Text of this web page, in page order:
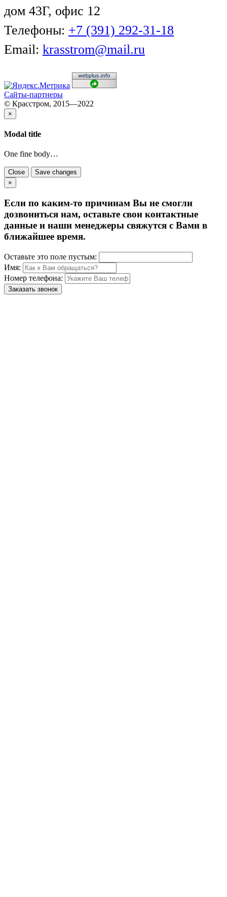
дом 43Г, офис 12
Телефоны: +7 (391) 292-31-18
Email: krasstrom@mail.ru
Сайты-партнеры
© Красстром, 2015—2022
×
Modal title
One fine body…
Close
Save changes
×
Если по каким-то причинам Вы не смогли
дозвониться нам, оставьте свои контактные
данные и наши менеджеры свяжутся с Вами в
ближайшее время.
Оставьте это поле пустым:
Имя:
Номер телефона:
Заказать звонок